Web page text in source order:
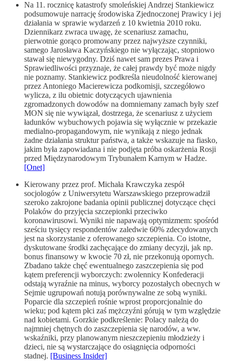
Na 11. rocznicę katastrofy smoleńskiej Andrzej Stankiewicz
podsumowuje narrację środowiska Zjednoczonej Prawicy i jej
działania w sprawie wydarzeń z 10 kwietnia 2010 roku.
Dziennikarz zwraca uwagę, że scenariusz zamachu,
pierwotnie gorąco promowany przez najwyższe czynniki,
samego Jarosława Kaczyńskiego nie wyłączając, stopniowo
stawał się niewygodny. Dziś nawet sam prezes Prawa i
Sprawiedliwości przyznaje, że całej prawdy być może nigdy
nie poznamy. Stankiewicz podkreśla nieudolność kierowanej
przez Antoniego Macierewicza podkomisji, szczegółowo
wylicza, z ilu obietnic dotyczących ujawnienia
zgromadzonych dowodów na domniemany zamach były szef
MON się nie wywiązał, dostrzega, że scenariusz z użyciem
ładunków wybuchowych pojawia się wyłącznie w przekazie
medialno-propagandowym, nie wynikają z niego jednak
żadne działania struktur państwa, a także wskazuje na fiasko,
jakim była zapowiadana i nie podjęta próba oskarżenia Rosji
przed Międzynarodowym Trybunałem Karnym w Hadze.
[Onet]
Kierowany przez prof. Michała Krawczyka zespół
socjologów z Uniwersytetu Warszawskiego przeprowadził
szeroko zakrojone badania opinii publicznej dotyczące chęci
Polaków do przyjęcia szczepionki przeciwko
koronawirusowi. Wyniki nie napawają optymizmem: spośród
sześciu tysięcy respondentów zaledwie 60% zdecydowanych
jest na skorzystanie z oferowanego szczepienia. Co istotne,
dyskutowane środki zachęcające do zmiany decyzji, jak np.
bonus finansowy w kwocie 70 zł, nie przekonują opornych.
Zbadano także chęć ewentualnego zaszczepienia się pod
kątem preferencji wyborczych: zwolennicy Konfederacji
odstają wyraźnie na minus, wyborcy pozostałych obecnych w
Sejmie ugrupowań notują porównywalne ze sobą wyniki.
Poparcie dla szczepień rośnie wprost proporcjonalnie do
wieku; pod kątem płci zaś mężczyźni górują w tym względzie
nad kobietami. Gorzkie podkreślenie: Polacy należą do
najmniej chętnych do zaszczepienia się narodów, a ww.
wskaźniki, przy planowanym nieszczepieniu młodzieży i
dzieci, nie są wystarczające do osiągnięcia odporności
stadnej. [Business Insider]